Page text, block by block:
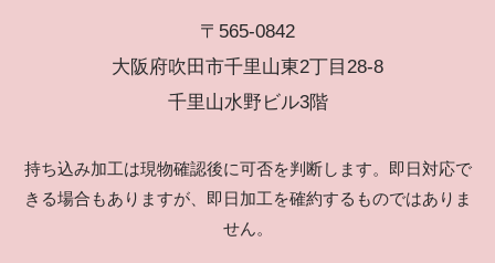
〒565-0842
大阪府吹田市千里山東2丁目28-8
千里山水野ビル3階
持ち込み加工は現物確認後に可否を判断します。即日対応で
きる場合もありますが、即日加工を確約するものではありま
せん。